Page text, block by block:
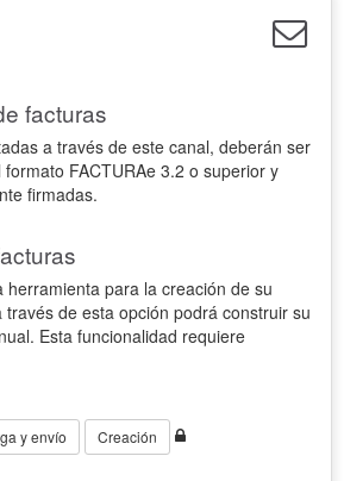
facturas
a través de este canal, deberán ser
FACTURAe 3.2 o superior y
firmadas.
herramienta para la creación de su
de esta opción podrá construir su
Esta funcionalidad requiere
y envío Creación